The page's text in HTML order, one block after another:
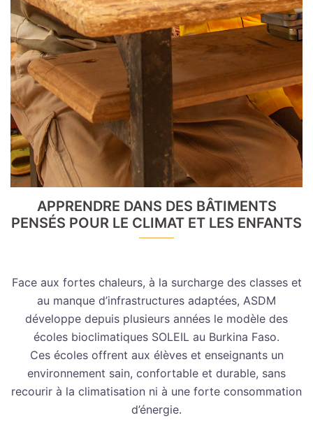
APPRENDRE DANS DES BÂTIMENTS
PENSÉS POUR LE CLIMAT ET LES ENFANTS
Face aux fortes chaleurs, à la surcharge des classes et
au manque d’infrastructures adaptées, ASDM
développe depuis plusieurs années le modèle des
écoles bioclimatiques SOLEIL au Burkina Faso.
Ces écoles offrent aux élèves et enseignants un
environnement sain, confortable et durable, sans
recourir à la climatisation ni à une forte consommation
d’énergie.